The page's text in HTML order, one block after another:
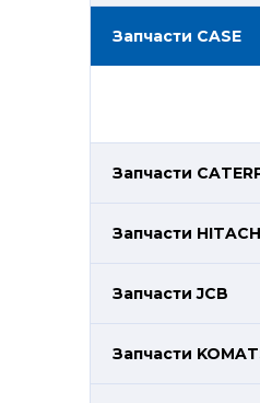
Запчасти CASE
Запчасти
Запчасти
Запчасти JCB
Запчасти